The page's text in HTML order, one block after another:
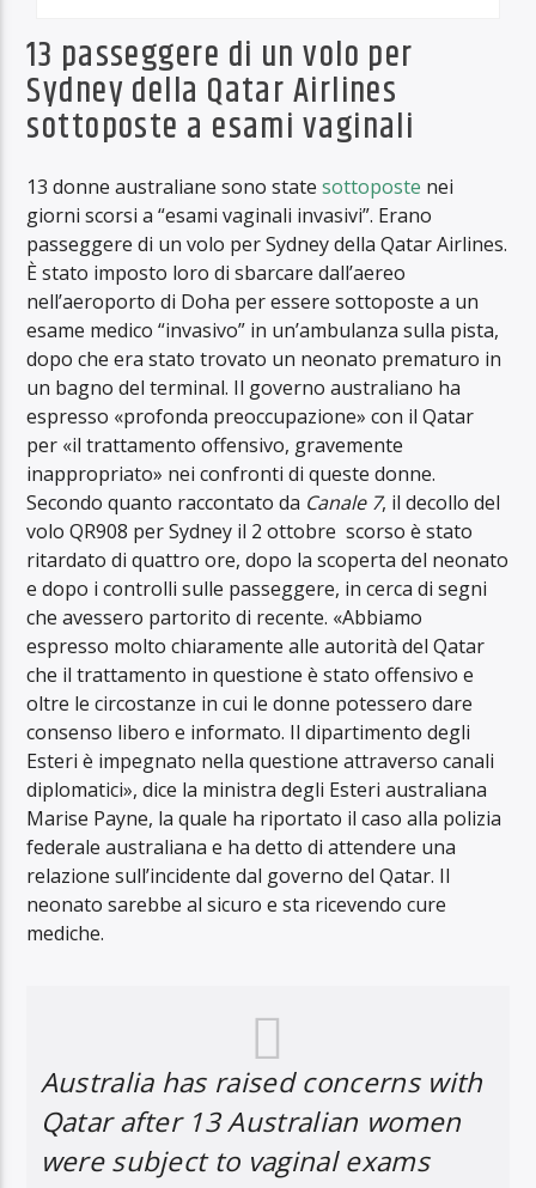
13 passeggere di un volo per
Sydney della Qatar Airlines
sottoposte a esami vaginali
13 donne australiane sono statesottoposte nei
giorni scorsi a “esami vaginali invasivi”. Erano
passeggere di un volo per Sydney della Qatar Airlines.
È stato imposto loro di sbarcare dall’aereo
nell’aeroporto di Doha per essere sottoposte a un
esame medico “invasivo” in un’ambulanza sulla pista,
dopo che era stato trovato un neonato prematuro in
un bagno del terminal. Il governo australiano ha
espresso «profonda preoccupazione» con il Qatar
per «il trattamento offensivo, gravemente
inappropriato» nei confronti di queste donne.
Secondo quanto raccontato da Canale 7, il decollo del
volo QR908 per Sydney il 2 ottobre scorso è stato
ritardato di quattro ore, dopo la scoperta del neonato
e dopo i controlli sulle passeggere, in cerca di segni
che avessero partorito di recente. «Abbiamo
espresso molto chiaramente alle autorità del Qatar
che il trattamento in questione è stato offensivo e
oltre le circostanze in cui le donne potessero dare
consenso libero e informato. Il dipartimento degli
Esteri è impegnato nella questione attraverso canali
diplomatici», dice la ministra degli Esteri australiana
Marise Payne, la quale ha riportato il caso alla polizia
federale australiana e ha detto di attendere una
relazione sull’incidente dal governo del Qatar. Il
neonato sarebbe al sicuro e sta ricevendo cure
mediche.
Australia has raised concerns with
Qatar after 13 Australian women
were subject to vaginal exams